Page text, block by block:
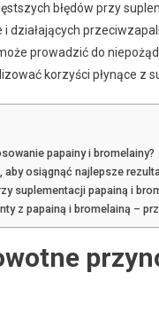
błędów przy
działających
prowadzić do
korzyści płynące z
papainy i bromelainy?
osiągnąć najlepsze
suplementacji papainą i
z papainą i bromelainą –